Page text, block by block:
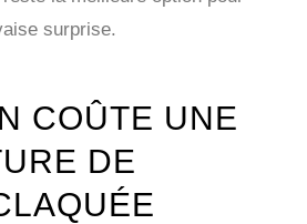
surprise.
COÛTE UNE
DE